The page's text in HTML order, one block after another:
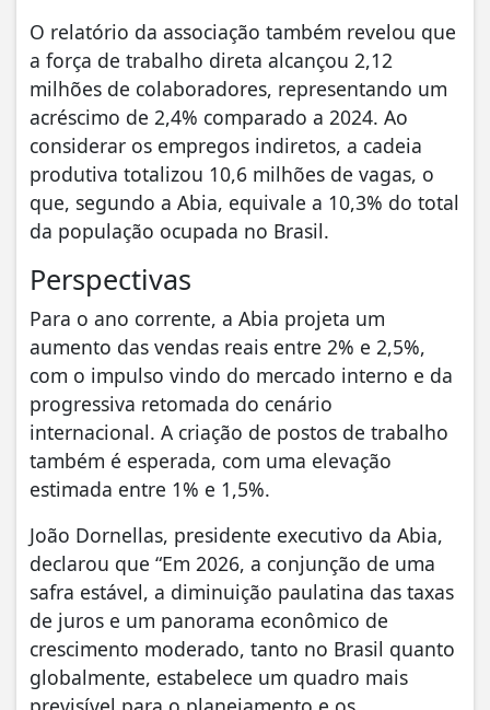
O relatório da associação também revelou que
a força de trabalho direta alcançou 2,12
milhões de colaboradores, representando um
acréscimo de 2,4% comparado a 2024. Ao
considerar os empregos indiretos, a cadeia
produtiva totalizou 10,6 milhões de vagas, o
que, segundo a Abia, equivale a 10,3% do total
da população ocupada no Brasil.
Perspectivas
Para o ano corrente, a Abia projeta um
aumento das vendas reais entre 2% e 2,5%,
com o impulso vindo do mercado interno e da
progressiva retomada do cenário
internacional. A criação de postos de trabalho
também é esperada, com uma elevação
estimada entre 1% e 1,5%.
João Dornellas, presidente executivo da Abia,
declarou que “Em 2026, a conjunção de uma
safra estável, a diminuição paulatina das taxas
de juros e um panorama econômico de
crescimento moderado, tanto no Brasil quanto
globalmente, estabelece um quadro mais